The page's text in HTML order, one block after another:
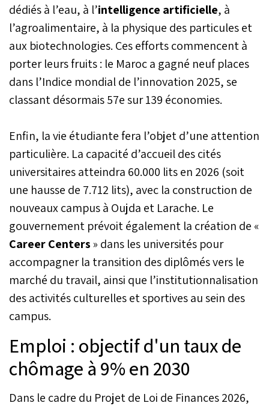
dédiés à l’eau, à l’intelligence artificielle, à
l’agroalimentaire, à la physique des particules et
aux biotechnologies. Ces efforts commencent à
porter leurs fruits : le Maroc a gagné neuf places
dans l’Indice mondial de l’innovation 2025, se
classant désormais 57e sur 139 économies.
Enfin, la vie étudiante fera l’objet d’une attention
particulière. La capacité d’accueil des cités
universitaires atteindra 60.000 lits en 2026 (soit
une hausse de 7.712 lits), avec la construction de
nouveaux campus à Oujda et Larache. Le
gouvernement prévoit également la création de «
Career Centers» dans les universités pour
accompagner la transition des diplômés vers le
marché du travail, ainsi que l’institutionnalisation
des activités culturelles et sportives au sein des
campus.
Emploi : objectif d'un taux de
chômage à 9% en 2030
Dans le cadre du Projet de Loi de Finances 2026,